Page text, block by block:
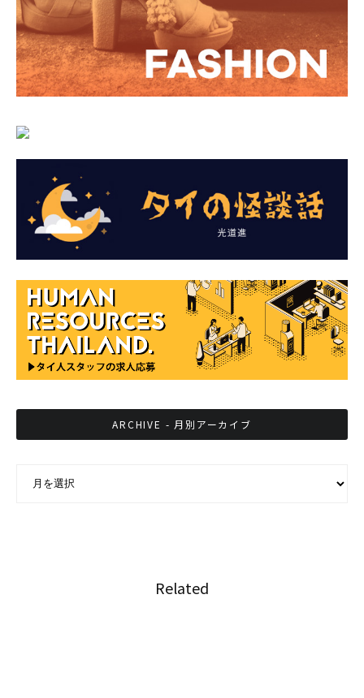
ARCHIVE - 月別アーカイブ
Related